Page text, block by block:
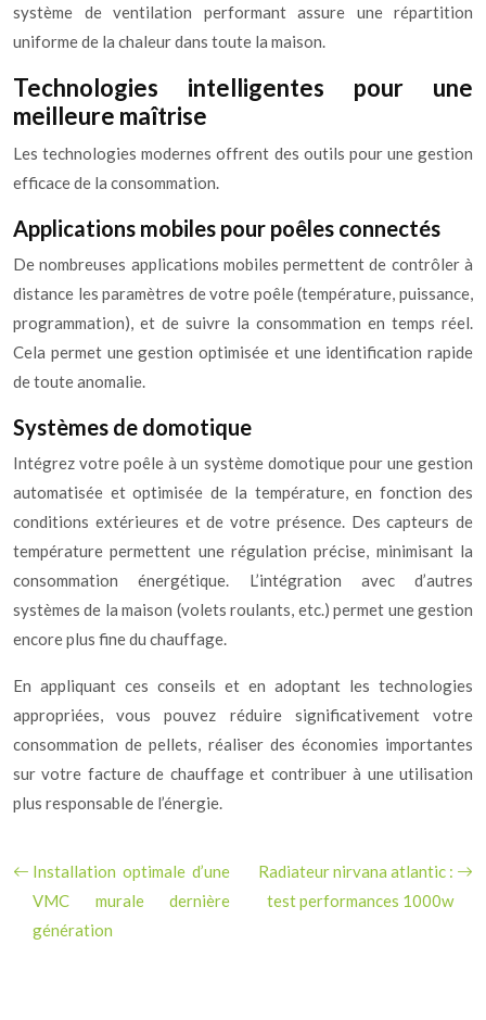
système de ventilation performant assure une répartition
uniforme de la chaleur dans toute la maison.
Technologies intelligentes pour une
meilleure maîtrise
Les technologies modernes offrent des outils pour une gestion
efficace de la consommation.
Applications mobiles pour poêles connectés
De nombreuses applications mobiles permettent de contrôler à
distance les paramètres de votre poêle (température, puissance,
programmation), et de suivre la consommation en temps réel.
Cela permet une gestion optimisée et une identification rapide
de toute anomalie.
Systèmes de domotique
Intégrez votre poêle à un système domotique pour une gestion
automatisée et optimisée de la température, en fonction des
conditions extérieures et de votre présence. Des capteurs de
température permettent une régulation précise, minimisant la
consommation énergétique. L’intégration avec d’autres
systèmes de la maison (volets roulants, etc.) permet une gestion
encore plus fine du chauffage.
En appliquant ces conseils et en adoptant les technologies
appropriées, vous pouvez réduire significativement votre
consommation de pellets, réaliser des économies importantes
sur votre facture de chauffage et contribuer à une utilisation
plus responsable de l’énergie.
Installation optimale d’une
VMC murale dernière
génération
Radiateur nirvana atlantic :
test performances 1000w